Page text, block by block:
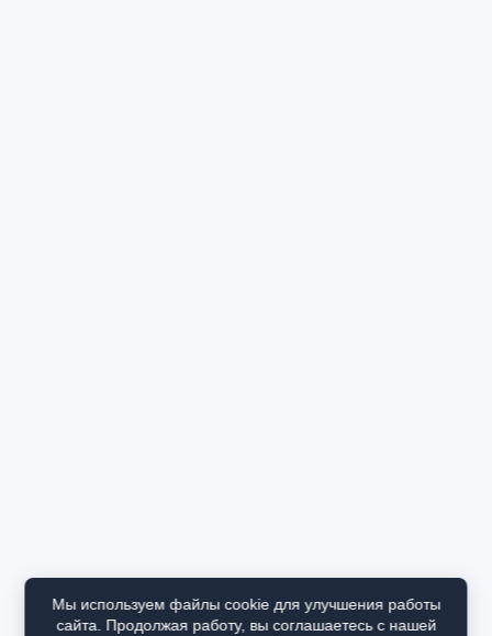
Мы используем файлы cookie для улучшения работы
сайта. Продолжая работу, вы соглашаетесь с нашей